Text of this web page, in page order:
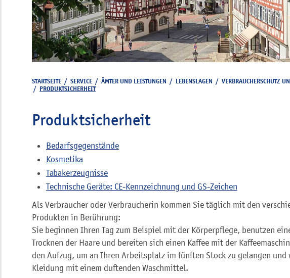
STARTSEITE / SERVICE / ÄMTER UND LEISTUNGEN / LEBENSLAGEN / VERBRAUCHERSCHUTZ
/ PRODUKTSICHERHEIT
Produktsicherheit
Bedarfsgegenstände
Kosmetika
Tabakerzeugnisse
Technische Geräte: CE-Kennzeichnung und GS-Zeichen
Als Verbraucher oder Verbraucherin kommen Sie täglich mit den
Produkten in Berührung:
Sie beginnen Ihren Tag zum Beispiel mit der Körperpflege, benutzen
Trocknen der Haare und bereiten sich einen Kaffee mit der
den Aufzug, um an Ihren Arbeitsplatz im fünften Stock zu gelangen und
Kleidung mit einem duftenden Waschmittel.